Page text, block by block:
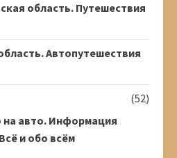
область. Путешествия
Автопутешествия
(52)
на авто. Информация
и обо всём